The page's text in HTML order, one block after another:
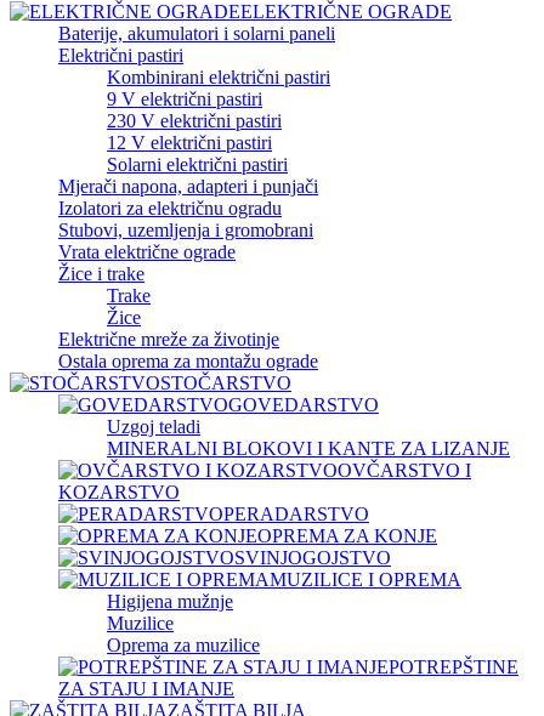
ELEKTRIČNE OGRADE
Baterije, akumulatori i solarni paneli
Električni pastiri
Kombinirani električni pastiri
9 V električni pastiri
230 V električni pastiri
12 V električni pastiri
Solarni električni pastiri
Mjerači napona, adapteri i punjači
Izolatori za električnu ogradu
Stubovi, uzemljenja i gromobrani
Vrata električne ograde
Žice i trake
Trake
Žice
Električne mreže za životinje
Ostala oprema za montažu ograde
STOČARSTVO
GOVEDARSTVO
Uzgoj teladi
MINERALNI BLOKOVI I KANTE ZA LIZANJE
OVČARSTVO I
KOZARSTVO
PERADARSTVO
OPREMA ZA KONJE
SVINJOGOJSTVO
MUZILICE I OPREMA
Higijena mužnje
Muzilice
Oprema za muzilice
POTREPŠTINE
ZA STAJU I IMANJE
ZAŠTITA BILJA